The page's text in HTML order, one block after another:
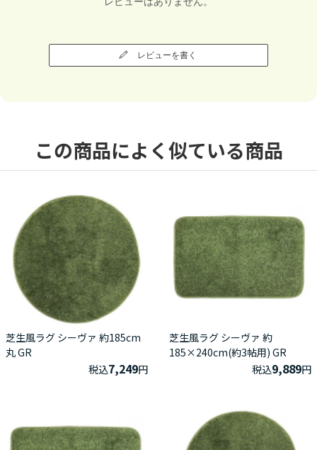
レビューを書く
この商品によく似ている商品
芝生風ラグ シーヴァ 約185cm
丸 GR
税込7,249円
芝生風ラグ シーヴァ 約
185×240cm(約3帖用) GR
税込9,889円